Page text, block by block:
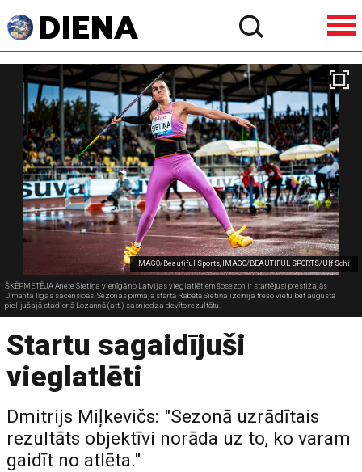
IMAGO/Beautiful Sports, IMAGO/BEAUTIFUL SPORTS/Ulf Schil
ŠĶĒPMETĒJA Anete Sietiņa vienīgā no Latvijas vieglatlētiem šosezon ir startējusi prestižajās
Dimanta līgas sacensībās. Sezonas pirmajā startā Rabātā Sietiņa izcīnīja trešo vietu, bet augustā
pielijušajā stadionā Lozannā (att.) sasniedza devīto rezultātu.
Startu sagaidījuši
vieglatlēti
Dmitrijs Miļkevičs: "Sezonā uzrādītais
rezultāts objektīvi norāda uz to, ko varam
gaidīt no atlēta."